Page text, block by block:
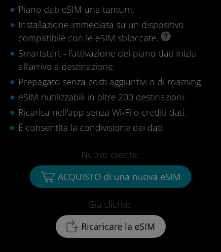
Piano dati eSIM una tantum.
Installazione immediata su un dispositivo
compatibile con le eSIM sbloccate.
Smartstart - l'attivazione del piano dati inizia
all'arrivo a destinazione.
Prepagato senza costi aggiuntivi o di roaming.
eSIM riutilizzabili in oltre 200 destinazioni.
Ricarica nell'app senza Wi-Fi o crediti dati.
È consentita la condivisione dei dati.
Già cliente:
Ricaricare la eSIM
Nuovo cliente:
ACQUISTO di una nuova eSIM